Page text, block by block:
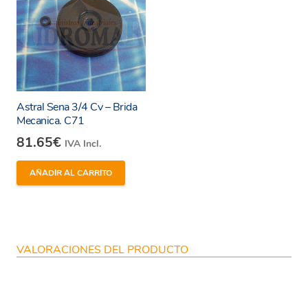
Astral Sena 3/4 Cv – Brida
Mecanica. C71
81.65€ IVA Incl.
AÑADIR AL CARRITO
VALORACIONES DEL PRODUCTO